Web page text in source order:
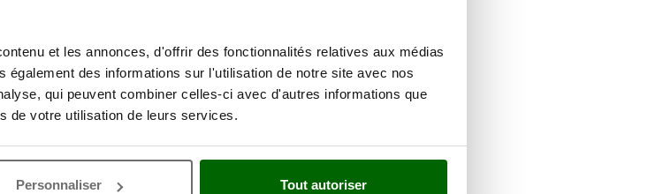
et les annonces, d'offrir des fonctionnalités relatives aux médias
des informations sur l'utilisation de notre site avec nos
qui peuvent combiner celles-ci avec d'autres informations que
de votre utilisation de leurs services.
Personnaliser Tout autoriser